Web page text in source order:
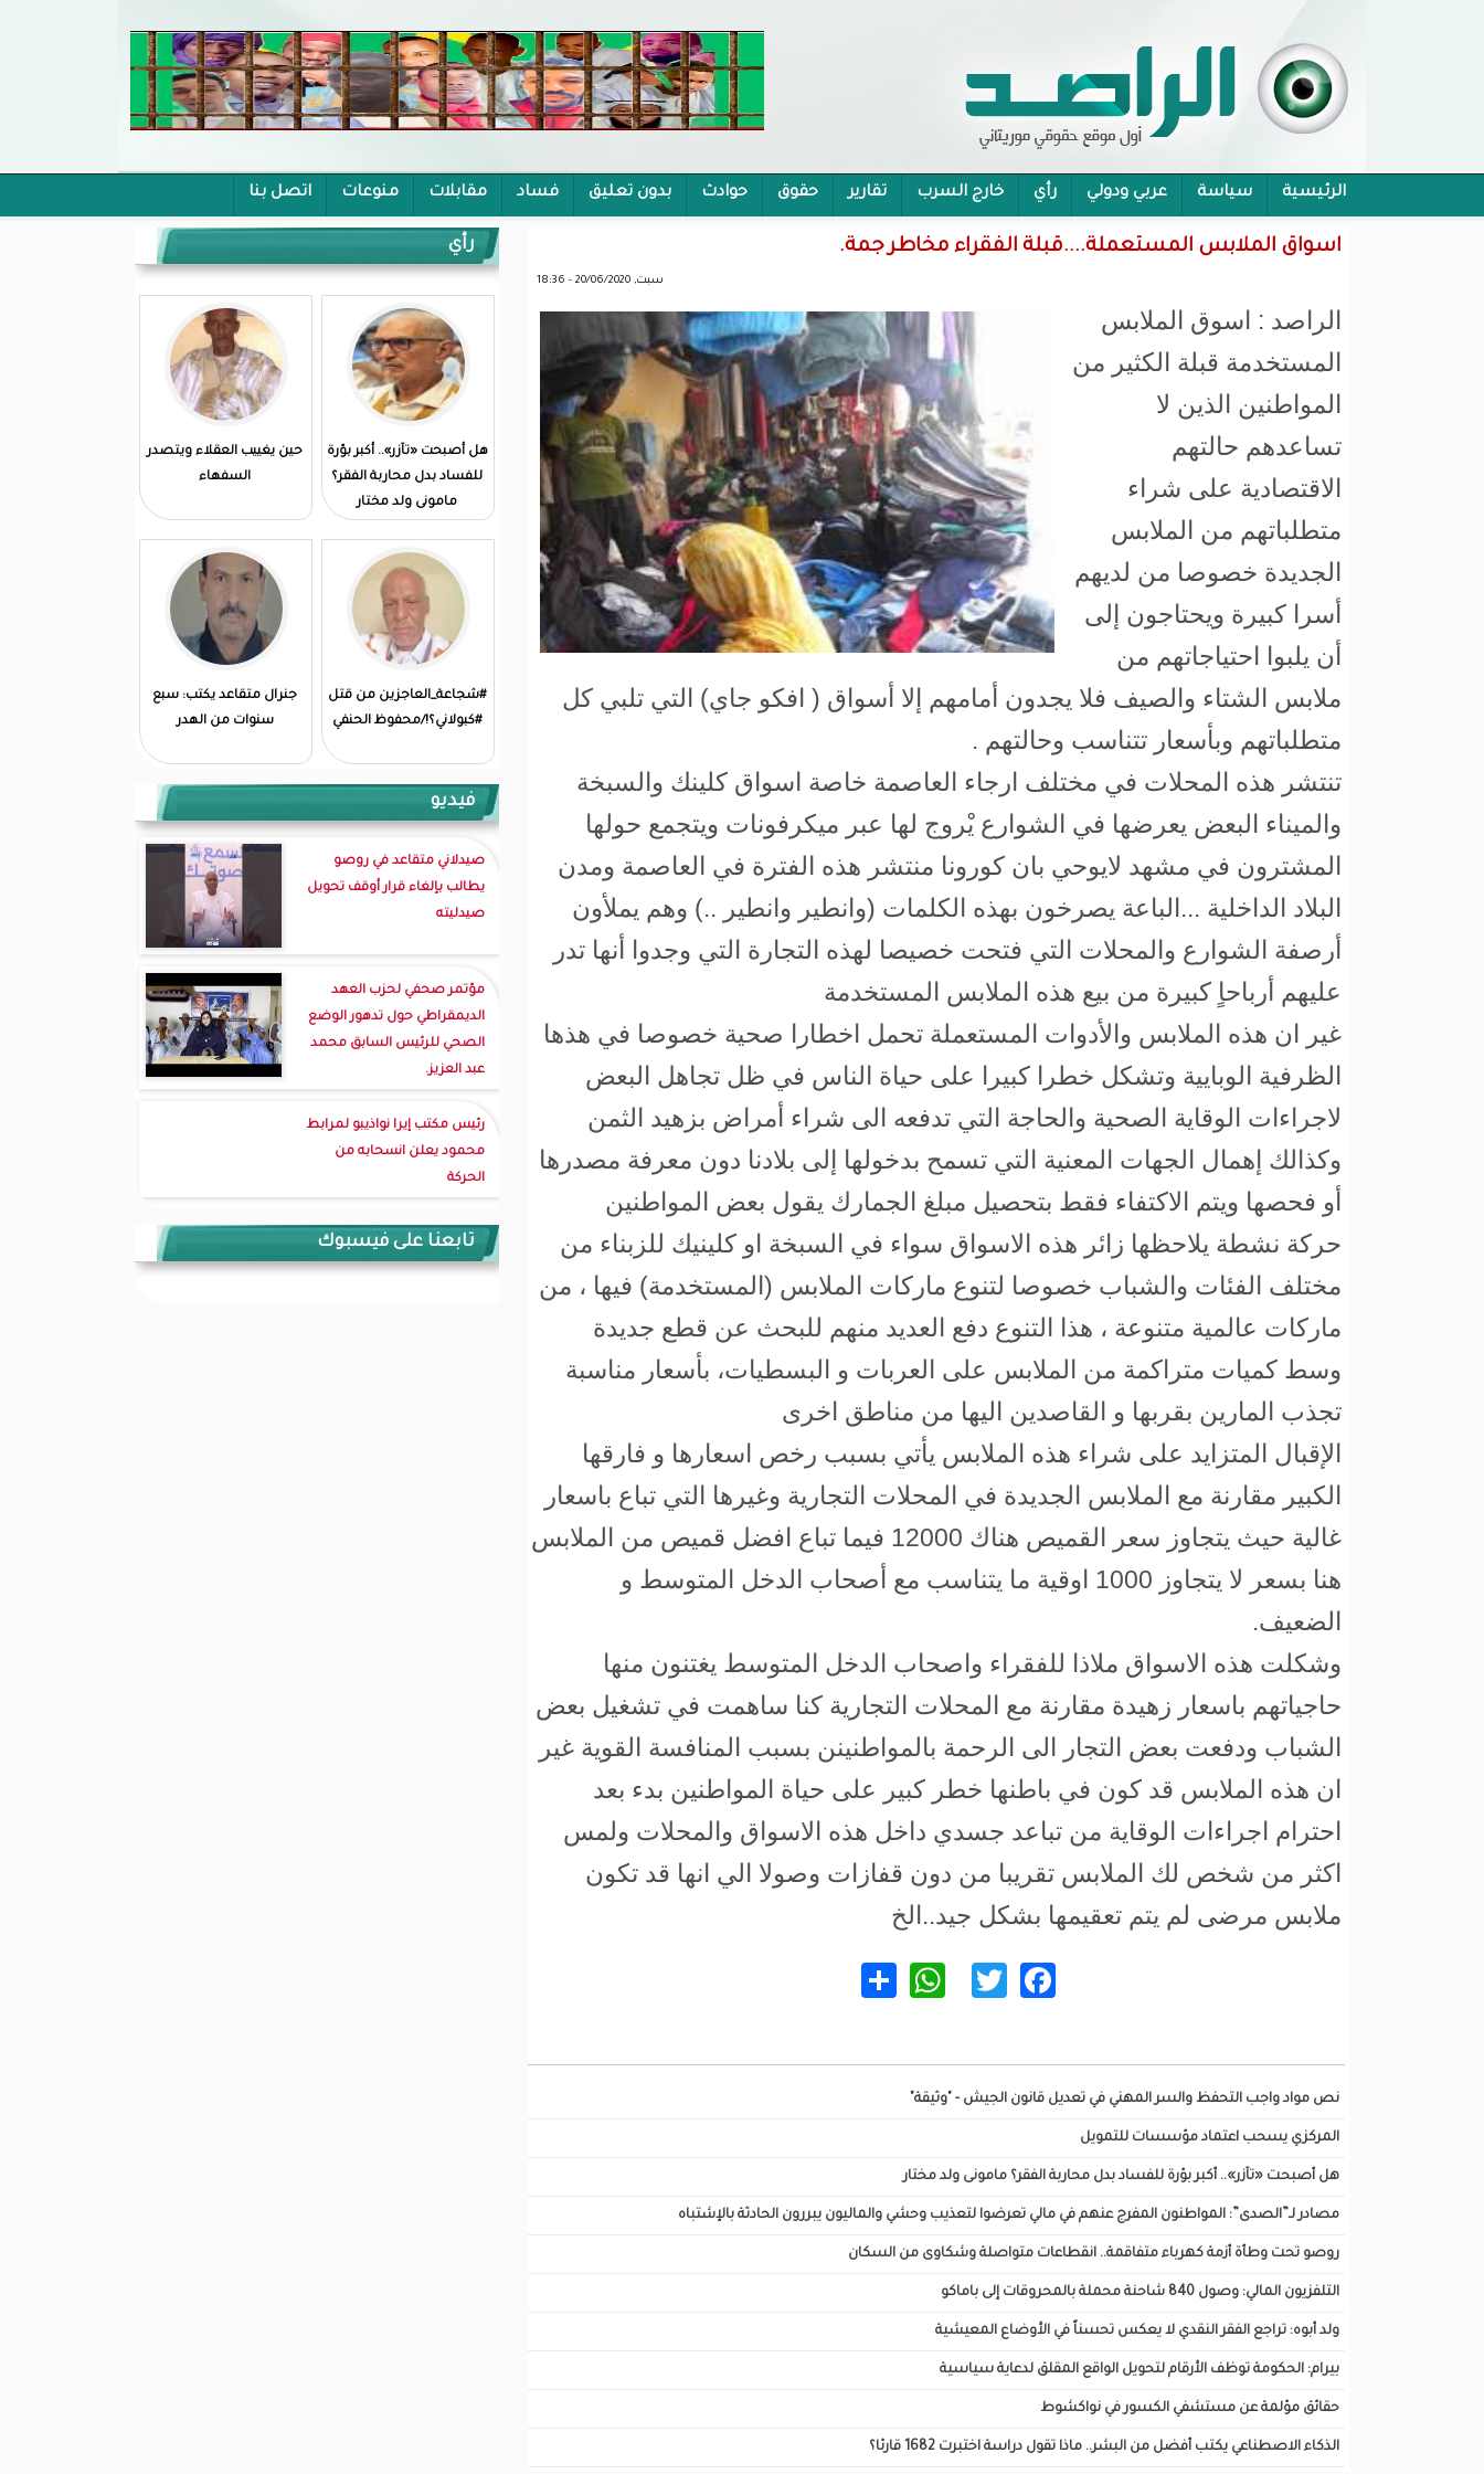
الرئيسية سياسة عربي ودولي رأي خارج السرب تقارير حقوق حوادث بدون تعليق فساد مقابلات منوعات اتصل بنا
محام:قانون حماية الرموز تفوح منه رائحة الاحكام الشمولية
اسواق الملابس المستعملة....قبلة الفقراء مخاطر جمة.
سبت, 20/06/2020 - 18:36
الراصد : اسوق الملابس
المستخدمة قبلة الكثير من
المواطنين الذين لا
تساعدهم حالتهم
الاقتصادية على شراء
متطلباتهم من الملابس
الجديدة خصوصا من لديهم
أسرا كبيرة ويحتاجون إلى
أن يلبوا احتياجاتهم من
ملابس الشتاء والصيف فلا يجدون أمامهم إلا أسواق ( افكو جاي) التي تلبي كل
متطلباتهم وبأسعار تتناسب وحالتهم .
تنتشر هذه المحلات في مختلف ارجاء العاصمة خاصة اسواق كلينك والسبخة
والميناء البعض يعرضها في الشوارع يْروج لها عبر ميكرفونات ويتجمع حولها
المشترون في مشهد لايوحي بان كورونا منتشر هذه الفترة في العاصمة ومدن
البلاد الداخلية ...الباعة يصرخون بهذه الكلمات (وانطير وانطير ..) وهم يملأون
أرصفة الشوارع والمحلات التي فتحت خصيصا لهذه التجارة التي وجدوا أنها تدر
عليهم أرباحاٍ كبيرة من بيع هذه الملابس المستخدمة
غير ان هذه الملابس والأدوات المستعملة تحمل اخطارا صحية خصوصا في هذها
الظرفية الوبايية وتشكل خطرا كبيرا على حياة الناس في ظل تجاهل البعض
لاجراءات الوقاية الصحية والحاجة التي تدفعه الى شراء أمراض بزهيد الثمن
وكذالك إهمال الجهات المعنية التي تسمح بدخولها إلى بلادنا دون معرفة مصدرها
أو فحصها ويتم الاكتفاء فقط بتحصيل مبلغ الجمارك يقول بعض المواطنين
حركة نشطة يلاحظها زائر هذه الاسواق سواء في السبخة او كلينيك للزبناء من
مختلف الفئات والشباب خصوصا لتنوع ماركات الملابس (المستخدمة) فيها ، من
ماركات عالمية متنوعة ، هذا التنوع دفع العديد منهم للبحث عن قطع جديدة
وسط كميات متراكمة من الملابس على العربات و البسطيات، بأسعار مناسبة
تجذب المارين بقربها و القاصدين اليها من مناطق اخرى
الإقبال المتزايد على شراء هذه الملابس يأتي بسبب رخص اسعارها و فارقها
الكبير مقارنة مع الملابس الجديدة في المحلات التجارية وغيرها التي تباع باسعار
غالية حيث يتجاوز سعر القميص هناك 12000 فيما تباع افضل قميص من الملابس
هنا بسعر لا يتجاوز 1000 اوقية ما يتناسب مع أصحاب الدخل المتوسط و
الضعيف.
وشكلت هذه الاسواق ملاذا للفقراء واصحاب الدخل المتوسط يغتنون منها
حاجياتهم باسعار زهيدة مقارنة مع المحلات التجارية كنا ساهمت في تشغيل بعض
الشباب ودفعت بعض التجار الى الرحمة بالمواطنينن بسبب المنافسة القوية غير
ان هذه الملابس قد كون في باطنها خطر كبير على حياة المواطنين بدء بعد
احترام اجراءات الوقاية من تباعد جسدي داخل هذه الاسواق والمحلات ولمس
اكثر من شخص لك الملابس تقريبا من دون قفازات وصولا الي انها قد تكون
ملابس مرضى لم يتم تعقيمها بشكل جيد..الخ
Facebook
Twitter
WhatsApp
نص مواد واجب التحفظ والسر المهني في تعديل قانون الجيش - "وثيقة"
المركزي يسحب اعتماد مؤسسات للتمويل
هل أصبحت «تآزر».. أكبر بؤرة للفساد بدل محاربة الفقر؟ مامونى ولد مختار
مصادر لـ”الصدى”: المواطنون المفرج عنهم في مالي تعرضوا لتعذيب وحشي والماليون يبررون الحادثة بالإشتباه
روصو تحت وطأة أزمة كهرباء متفاقمة.. انقطاعات متواصلة وشكاوى من السكان
التلفزيون المالي: وصول 840 شاحنة محملة بالمحروقات إلى باماكو
ولد أبوه: تراجع الفقر النقدي لا يعكس تحسناً في الأوضاع المعيشية
بيرام: الحكومة توظف الأرقام لتحويل الواقع المقلق لدعاية سياسية
حقائق مؤلمة عن مستشفي الكسور في نواكشوط
الذكاء الاصطناعي يكتب أفضل من البشر.. ماذا تقول دراسة اختبرت 1682 قارئا؟
رأي
هل أصبحت «تآزر».. أكبر بؤرة
للفساد بدل محاربة الفقر؟
مامونى ولد مختار
حين يغييب العقلاء ويتصدر
السفهاء
#شجاعة_العاجزين من قتل
#كبولاني؟!/محفوظ الحنفي
جنرال متقاعد يكتب: سبع
سنوات من الهدر
فيديو
صيدلاني متقاعد في روصو
يطالب بإلغاء قرار أوقف تحويل
صيدليته
مؤتمر صحفي لحزب العهد
الديمقراطي حول تدهور الوضع
الصحي للرئيس السابق محمد
عبد العزيز.
رئيس مكتب إيرا نواذيبو لمرابط
محمود يعلن انسحابه من
الحركة
تابعنا على فيسبوك